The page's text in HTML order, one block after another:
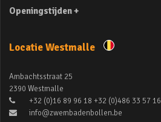
Openingstijden +
Locatie Westmalle
Ambachtsstraat 25
2390 Westmalle
+32 (0)16 89 96 18 +32 (0)486 33 57 16
info@zwembadenbollen.be